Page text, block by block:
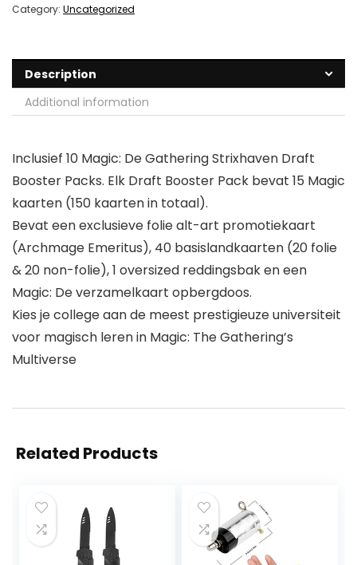
Category: Uncategorized
Description
Additional information
Inclusief 10 Magic: De Gathering Strixhaven Draft
Booster Packs. Elk Draft Booster Pack bevat 15 Magic
kaarten (150 kaarten in totaal).
Bevat een exclusieve folie alt-art promotiekaart
(Archmage Emeritus), 40 basislandkaarten (20 folie
& 20 non-folie), 1 oversized reddingsbak en een
Magic: De verzamelkaart opbergdoos.
Kies je college aan de meest prestigieuze universiteit
voor magisch leren in Magic: The Gathering’s
Multiverse
Related Products